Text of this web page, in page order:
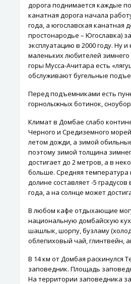
дорога поднимается каждые
канатная дорога начала
года, а югославская канатная
простонародье – Югославка)
эксплуатацию в 2000 году. Ну и
маленьких любителей зимнего
горы Мусса-Ачитара есть
обслуживают бугельные
Перед подъемниками есть
горнолыжных ботинок,
Климат в Домбае слабо
Черного и Средиземного
летом дожди, а зимой
поэтому зимой толщина
достигает до 2 метров, а в
больше. Средняя температура
долине составляет -5
года, а на солнце может
В любом кафе отдыхающие
национальную домбайскую
шашлык, шорпу, бузламу
облепиховый чай, глинтвейн,
В 14 км от Домбая раскинулся
заповедник. Площадь
На территории заповедника